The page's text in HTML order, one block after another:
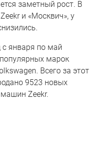
заметный рост. В
и «Москвич», у
с января по май
марок
Всего за этот
9523 новых
Zeekr.